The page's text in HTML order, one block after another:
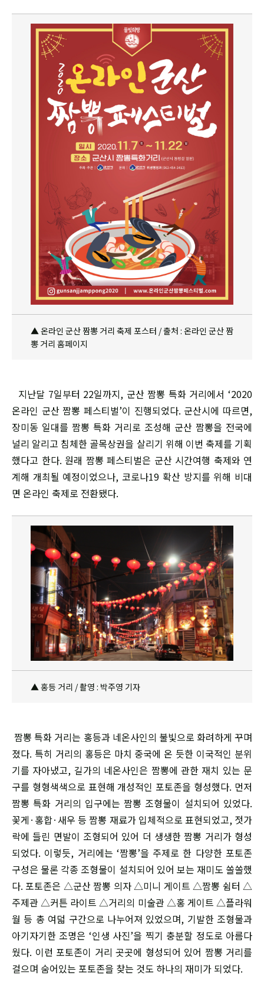
▲ 온라인 군산 짬뽕 거리 축제 포스터 / 출처 : 온라인 군산 짬
뽕 거리 홈페이지
지난달 7일부터 22일까지, 군산 짬뽕 특화 거리에서 ‘2020
온라인 군산 짬뽕 페스티벌’이 진행되었다. 군산시에 따르면,
장미동 일대를 짬뽕 특화 거리로 조성해 군산 짬뽕을 전국에
널리 알리고 침체한 골목상권을 살리기 위해 이번 축제를 기획
했다고 한다. 원래 짬뽕 페스티벌은 군산 시간여행 축제와 연
계해 개최될 예정이었으나, 코로나19 확산 방지를 위해 비대
면 온라인 축제로 전환됐다.
▲ 홍등 거리 / 촬영 : 박주영 기자
짬뽕 특화 거리는 홍등과 네온사인의 불빛으로 화려하게 꾸며
졌다. 특히 거리의 홍등은 마치 중국에 온 듯한 이국적인 분위
기를 자아냈고, 길가의 네온사인은 짬뽕에 관한 재치 있는 문
구를 형형색색으로 표현해 개성적인 포토존을 형성했다. 먼저
짬뽕 특화 거리의 입구에는 짬뽕 조형물이 설치되어 있었다.
꽃게·홍합·새우 등 짬뽕 재료가 입체적으로 표현되었고, 젓가
락에 들린 면발이 조형되어 있어 더 생생한 짬뽕 거리가 형성
되었다. 이렇듯, 거리에는 ‘짬뽕’을 주제로 한 다양한 포토존
구성은 물론 각종 조형물이 설치되어 있어 보는 재미도 쏠쏠했
다. 포토존은 △군산 짬뽕 의자 △미니 게이트 △짬뽕 쉼터 △
주제관 △커튼 라이트 △거리의 미술관 △홍 게이트 △플라워
월 등 총 여덟 구간으로 나누어져 있었으며, 기발한 조형물과
아기자기한 조명은 ‘인생 사진’을 찍기 충분할 정도로 아름다
웠다. 이런 포토존이 거리 곳곳에 형성되어 있어 짬뽕 거리를
걸으며 숨어있는 포토존을 찾는 것도 하나의 재미가 되었다.